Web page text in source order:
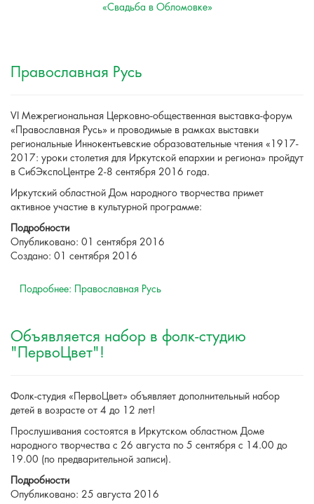
«Свадьба в Обломовке»
Православная Русь
VI Межрегиональная Церковно-общественная выставка-форум
«Православная Русь» и проводимые в рамках выставки
региональные Иннокентьевские образовательные чтения «1917-
2017: уроки столетия для Иркутской епархии и региона» пройдут
в СибЭкспоЦентре 2-8 сентября 2016 года.
Иркутский областной Дом народного творчества примет
активное участие в культурной программе:
Подробности
Опубликовано: 01 сентября 2016
Создано: 01 сентября 2016
Подробнее: Православная Русь
Объявляется набор в фолк-студию
"ПервоЦвет"!
Фолк-студия «ПервоЦвет» объявляет дополнительный набор
детей в возрасте от 4 до 12 лет!
Прослушивания состоятся в Иркутском областном Доме
народного творчества с 26 августа по 5 сентября с 14.00 до
19.00 (по предварительной записи).
Подробности
Опубликовано: 25 августа 2016